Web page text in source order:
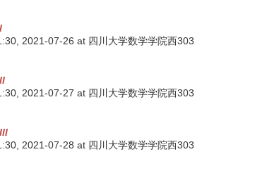
2021-07-26 at 四川大学数学学院西303
2021-07-27 at 四川大学数学学院西303
2021-07-28 at 四川大学数学学院西303